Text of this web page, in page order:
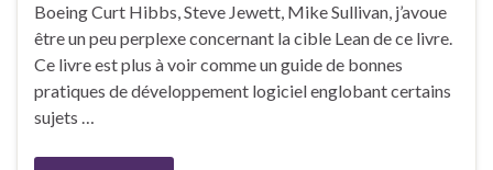
Boeing Curt Hibbs, Steve Jewett, Mike Sullivan, j’avoue
être un peu perplexe concernant la cible Lean de ce livre.
Ce livre est plus à voir comme un guide de bonnes
pratiques de développement logiciel englobant certains
sujets …